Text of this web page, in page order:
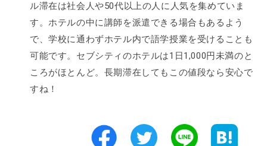
ル滞在は社会人や50代以上の人に人気を集めていま
す。ホテルの中に講師を派遣できる場合もあるよう
で、学校に通わずホテル内で語学授業を受けることも
可能です。セブシティのホテルは1日1,000円未満のと
ころがほとんど。長期滞在してもこの値段なら安心で
すね！